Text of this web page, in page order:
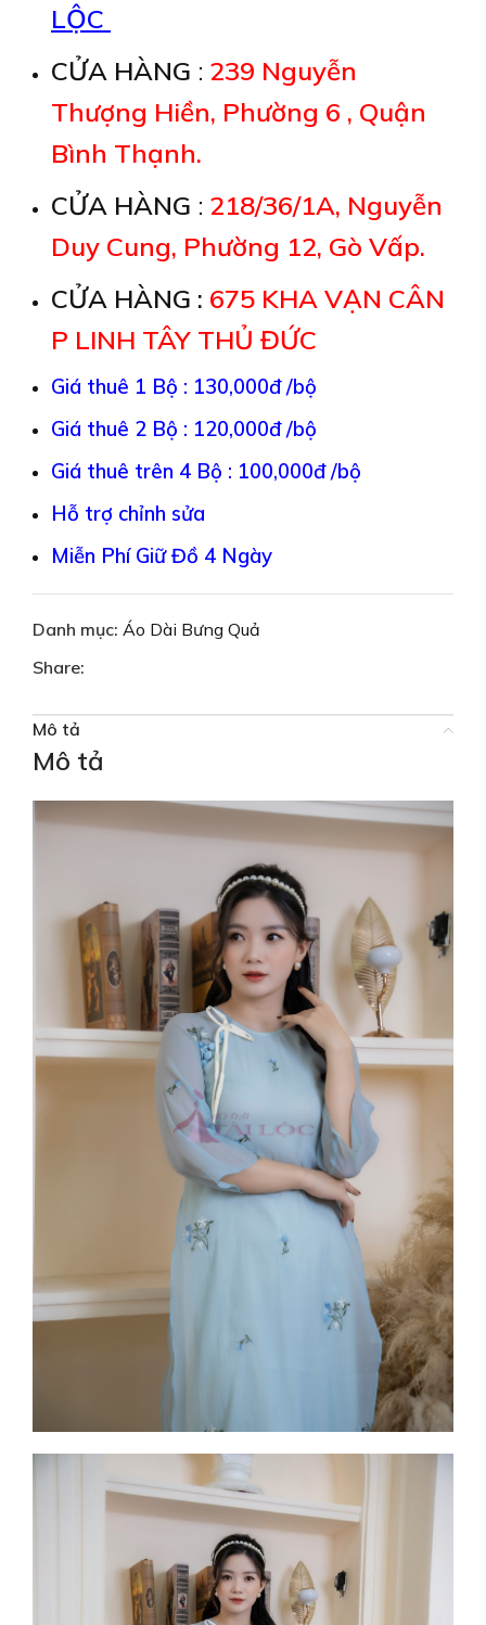
LỘC
CỬA HÀNG : 239 Nguyễn
Thượng Hiền, Phường 6 , Quận
Bình Thạnh.
CỬA HÀNG : 218/36/1A, Nguyễn
Duy Cung, Phường 12, Gò Vấp.
CỬA HÀNG : 675 KHA VẠN CÂN
P LINH TÂY THỦ ĐỨC
Giá thuê 1 Bộ : 130,000đ /bộ
Giá thuê 2 Bộ : 120,000đ /bộ
Giá thuê trên 4 Bộ : 100,000đ /bộ
Hỗ trợ chỉnh sửa
Miễn Phí Giữ Đồ 4 Ngày
Danh mục: Áo Dài Bưng Quả
Share:
Mô tả
Mô tả